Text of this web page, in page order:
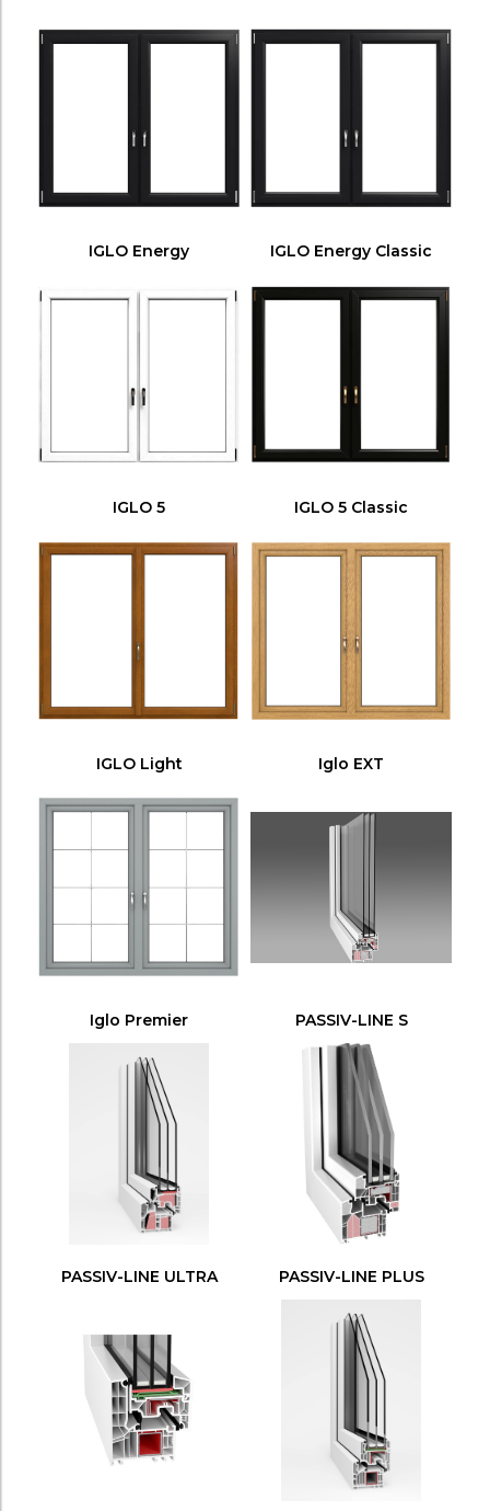
IGLO Energy IGLO Energy Classic
IGLO 5 IGLO 5 Classic
IGLO Light Iglo EXT
Iglo Premier PASSIV-LINE S
PASSIV-LINE ULTRA PASSIV-LINE PLUS